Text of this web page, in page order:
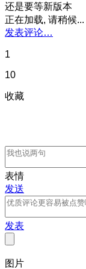
还是要等新版本
正在加载, 请稍候...
发表评论…
1
10
收藏
表情
发送
发表
图片